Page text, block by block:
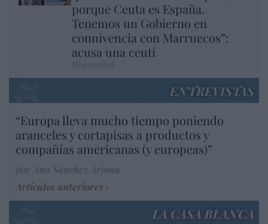
porque Ceuta es España.
Tenemos un Gobierno en
connivencia con Marruecos”:
acusa una ceutí
ENTREVISTAS
“Europa lleva mucho tiempo poniendo
aranceles y cortapisas a productos y
compañías americanas (y europeas)”
Artículos anteriores
LA CASA BLANCA